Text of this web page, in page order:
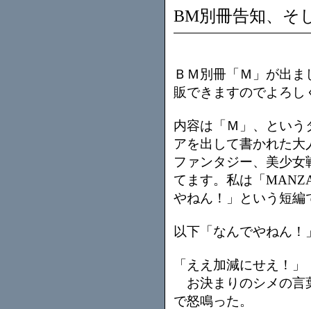
BM別冊告知、そ
ＢＭ別冊「Ｍ」が出
販できますのでよろし
内容は「Ｍ」、とい
アを出して書かれた
ファンタジー、美少
てます。私は「
やねん！」という短編
以下「なんでやねん！
「ええ加減にせえ！」
お決まりのシメの言
で怒鳴った。